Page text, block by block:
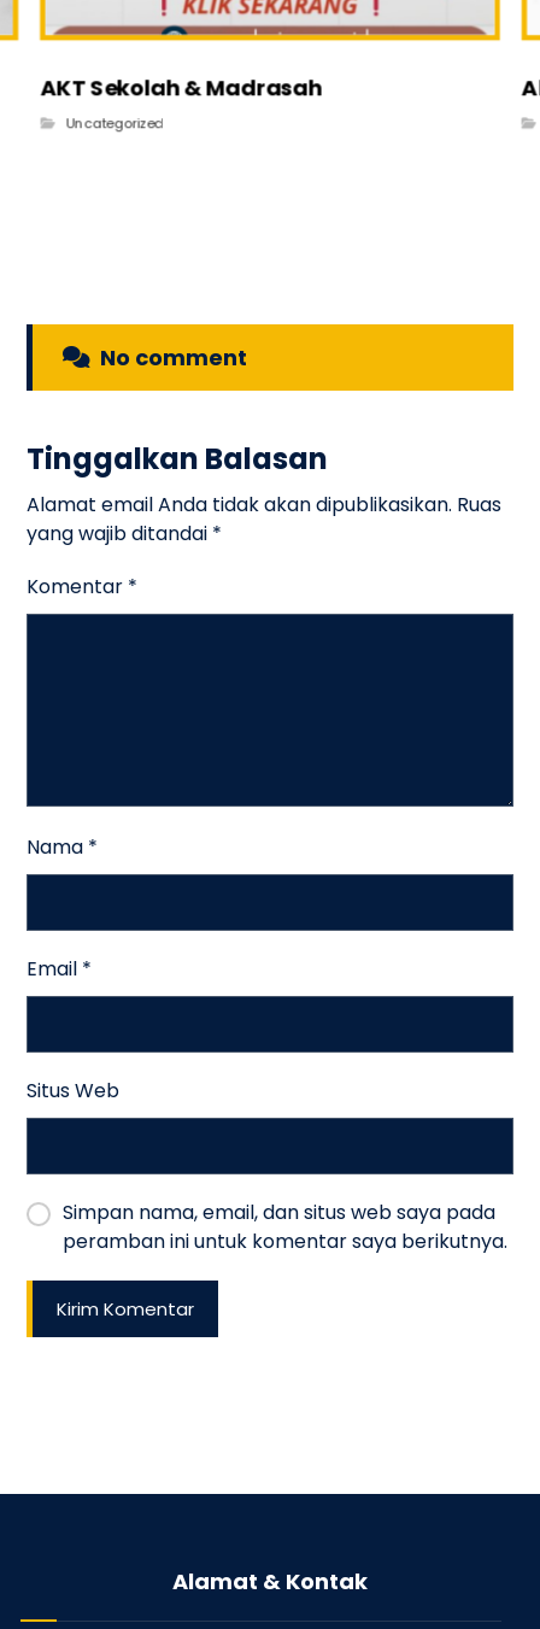
AKT Sekolah & Madrasah
Uncategorized
No comment
Tinggalkan Balasan
Alamat email Anda tidak akan dipublikasikan. Ruas
yang wajib ditandai *
Komentar *
Nama *
Email *
Situs Web
Simpan nama, email, dan situs web saya pada
peramban ini untuk komentar saya berikutnya.
Kirim Komentar
Alamat & Kontak